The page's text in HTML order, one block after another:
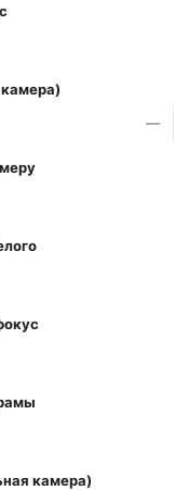
—
камера)